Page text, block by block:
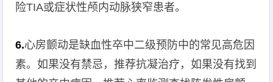
险TIA或症状性颅内动脉狭窄患者。
6.心房颤动是缺血性卒中二级预防中的常见高危因
素。如果没有禁忌，推荐抗凝治疗，如果没有找到